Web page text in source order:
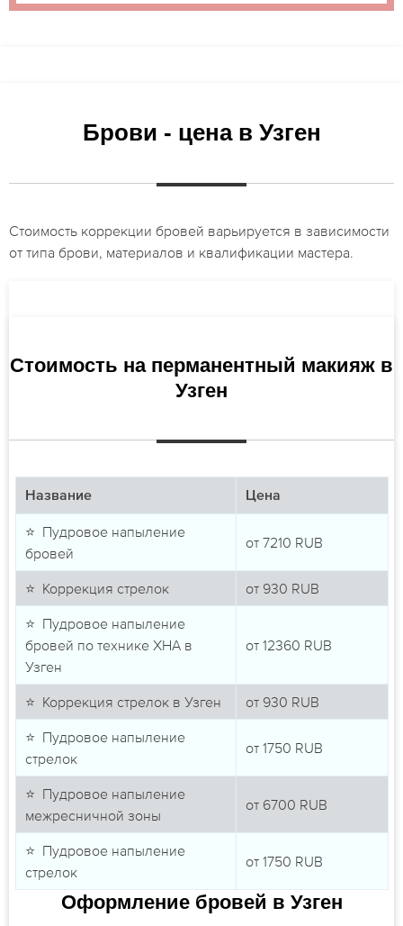
Брови - цена в Узген
Стоимость коррекции бровей варьируется в зависимости
от типа брови, материалов и квалификации мастера.
Стоимость на перманентный макияж в
Узген
Название Цена
⭐ Пудровое напыление
бровей
от 7210 RUB
⭐ Коррекция стрелок от 930 RUB
⭐ Пудровое напыление
бровей по технике ХНА в
Узген
от 12360 RUB
⭐ Коррекция стрелок в Узген от 930 RUB
⭐ Пудровое напыление
стрелок
от 1750 RUB
⭐ Пудровое напыление
межресничной зоны
от 6700 RUB
⭐ Пудровое напыление
стрелок
от 1750 RUB
Оформление бровей в Узген